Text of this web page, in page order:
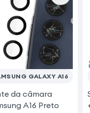
GALAXY A16
da câmara
A16 Preto